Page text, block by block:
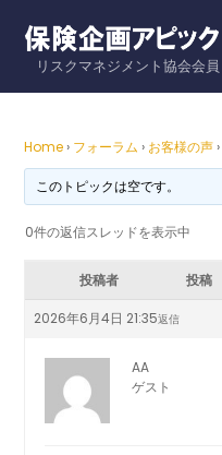
contentリスクマネジメント協会会員
Home › フォーラム › お客様の声 ›
このトピックは空です。
0件の返信スレッドを表示中
投稿者 投稿
2026年6月4日 21:35返信
AA
ゲスト